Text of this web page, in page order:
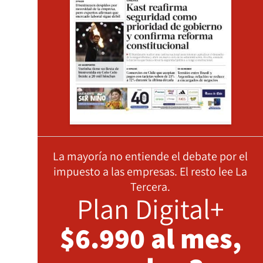
La mayoría no entiende el debate por el
impuesto a las empresas. El resto lee La
Tercera.
Plan Digital+
$6.990 al mes,